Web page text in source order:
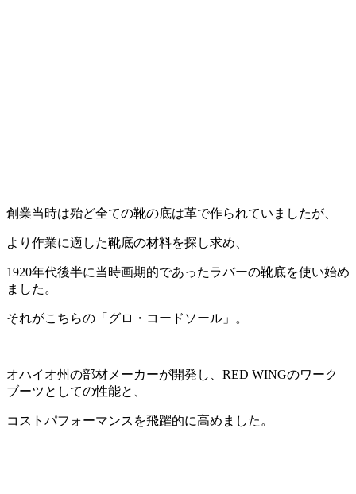
創業当時は殆ど全ての靴の底は革で作られていましたが、
より作業に適した靴底の材料を探し求め、
1920年代後半に当時画期的であったラバーの靴底を使い始め
ました。
それがこちらの「グロ・コードソール」。
オハイオ州の部材メーカーが開発し、RED WINGのワーク
ブーツとしての性能と、
コストパフォーマンスを飛躍的に高めました。